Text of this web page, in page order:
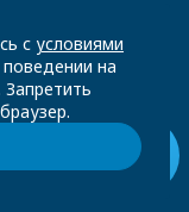
с условиями
на